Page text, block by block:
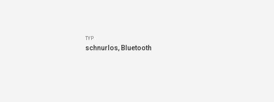
TYP
schnurlos, Bluetooth